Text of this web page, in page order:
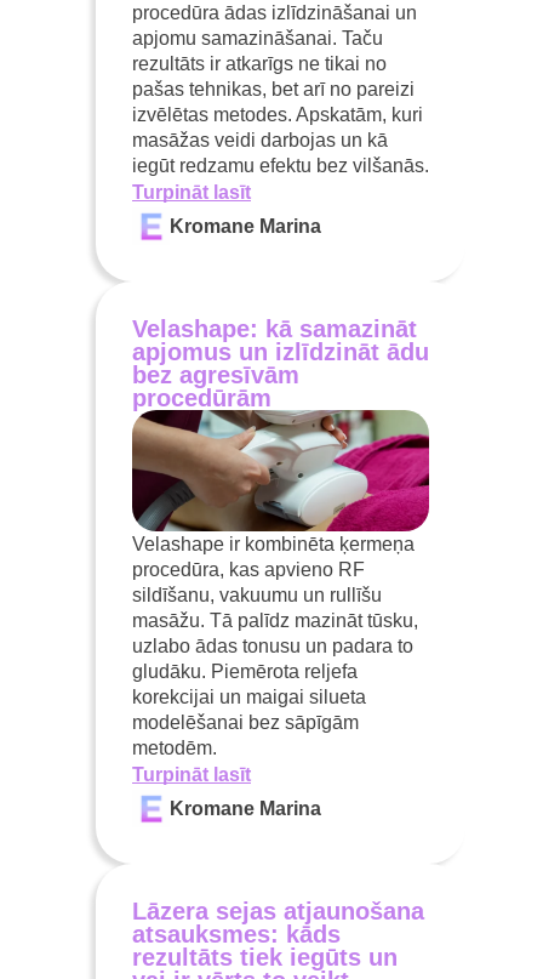
procedūra ādas izlīdzināšanai un
apjomu samazināšanai. Taču
rezultāts ir atkarīgs ne tikai no
pašas tehnikas, bet arī no pareizi
izvēlētas metodes. Apskatām, kuri
masāžas veidi darbojas un kā
iegūt redzamu efektu bez vilšanās.
Turpināt lasīt
Kromane Marina
Velashape: kā samazināt
apjomus un izlīdzināt ādu
bez agresīvām
procedūrām
Velashape ir kombinēta ķermeņa
procedūra, kas apvieno RF
sildīšanu, vakuumu un rullīšu
masāžu. Tā palīdz mazināt tūsku,
uzlabo ādas tonusu un padara to
gludāku. Piemērota reljefa
korekcijai un maigai silueta
modelēšanai bez sāpīgām
metodēm.
Turpināt lasīt
Kromane Marina
Lāzera sejas atjaunošana
atsauksmes: kāds
rezultāts tiek iegūts un